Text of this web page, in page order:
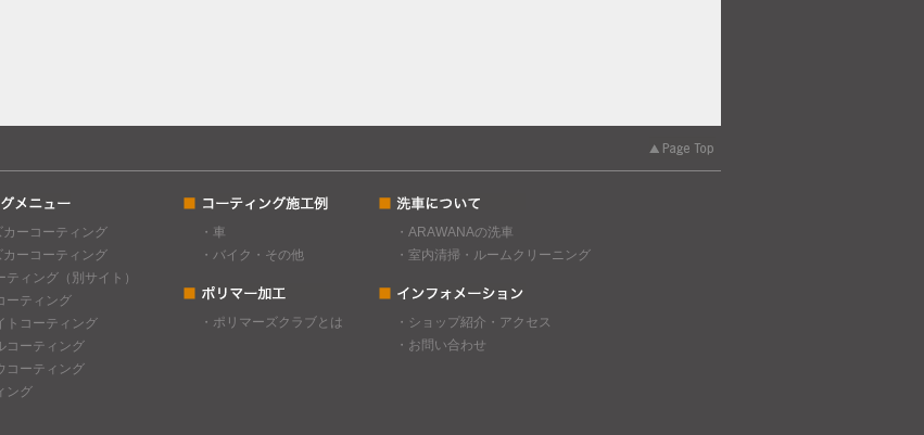
カーコーティング
カーコーティング
ティング（別サイト）
ーティング
トコーティング
コーティング
コーティング
ング
・車
・バイク・その他
・ポリマーズクラブとは
・ARAWANAの洗車
・室内清掃・ルームクリーニング
・ショップ紹介・アクセス
・お問い合わせ